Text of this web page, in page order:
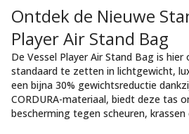
Ontdek de Nieuwe
Player Air Stand Bag
De Vessel Player Air Stand Bag is hier
standaard te zetten in lichtgewicht,
een bijna 30% gewichtsreductie
CORDURA-materiaal, biedt deze tas
bescherming tegen scheuren, krassen